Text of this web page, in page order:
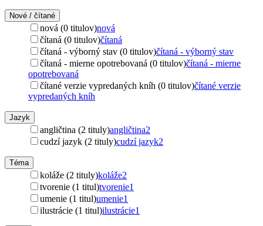
Nové / čítané
nová (0 titulov)nová
čítaná (0 titulov)čítaná
čítaná - výborný stav (0 titulov)čítaná - výborný stav
čítaná - mierne opotrebovaná (0 titulov)čítaná - mierne
opotrebovaná
čítané verzie vypredaných kníh (0 titulov)čítané verzie
vypredaných kníh
Jazyk
angličtina (2 tituly)angličtina2
cudzí jazyk (2 tituly)cudzí jazyk2
Téma
koláže (2 tituly)koláže2
tvorenie (1 titul)tvorenie1
umenie (1 titul)umenie1
ilustrácie (1 titul)ilustrácie1